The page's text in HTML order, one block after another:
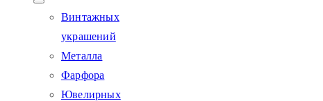
Винтажных
украшений
Металла
Фарфора
Ювелирных